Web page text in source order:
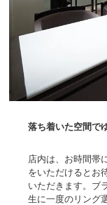
落ち着いた空間で
店内は、お時間帯
をいただけるとお
いただきます。ブ
生に一度のリング